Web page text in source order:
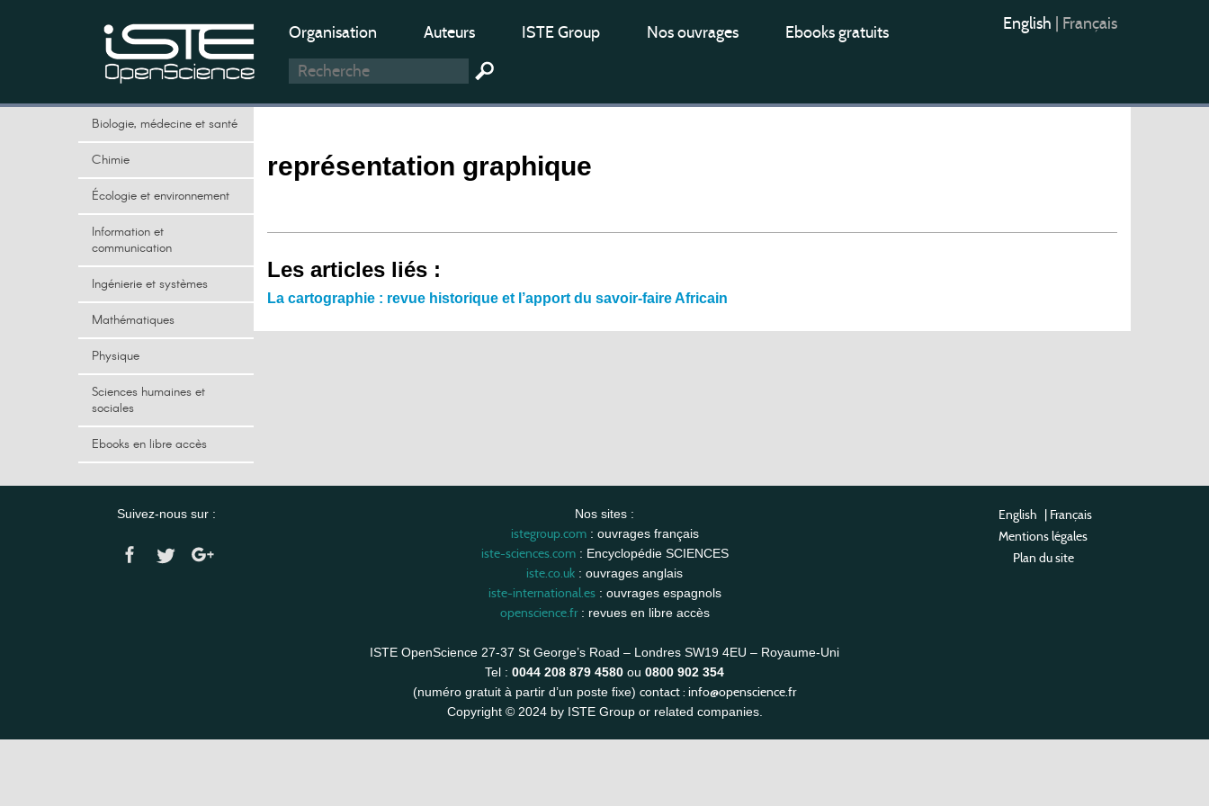
Organisation Auteurs ISTE Group Nos ouvrages Ebooks gratuits English Français
Biologie, médecine et santé
Chimie
Écologie et environnement
Information et
communication
Ingénierie et systèmes
Mathématiques
Physique
Sciences humaines et
sociales
Ebooks en libre accès
représentation graphique
Les articles liés :
La cartographie : revue historique et l’apport du savoir-faire Africain
Suivez-nous sur : Nos sites :
istegroup.com: ouvrages français
iste-sciences.com: Encyclopédie SCIENCES
iste.co.uk : ouvrages anglais
iste-international.es: ouvrages espagnols
openscience.fr: revues en libre accès
ISTE OpenScience 27-37 St George’s Road – Londres SW19 4EU – Royaume-Uni
Tel : 0044 208 879 4580 ou 0800 902 354
(numéro gratuit à partir d’un poste fixe) contact : info@openscience.fr
Copyright © 2024 by ISTE Group or related companies.
English | Français
Mentions légales
Plan du site